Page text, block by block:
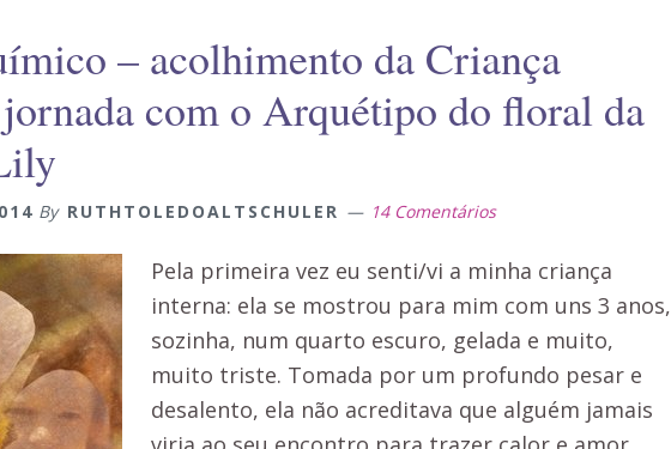
– acolhimento da Criança
com o Arquétipo do floral da
By RUTHTOLEDOALTSCHULER 14 Comentários
Pela primeira vez eu senti/vi a minha criança
interna: ela se mostrou para mim com uns 3 anos,
sozinha, num quarto escuro, gelada e muito,
muito triste. Tomada por um profundo pesar e
desalento, ela não acreditava que alguém jamais